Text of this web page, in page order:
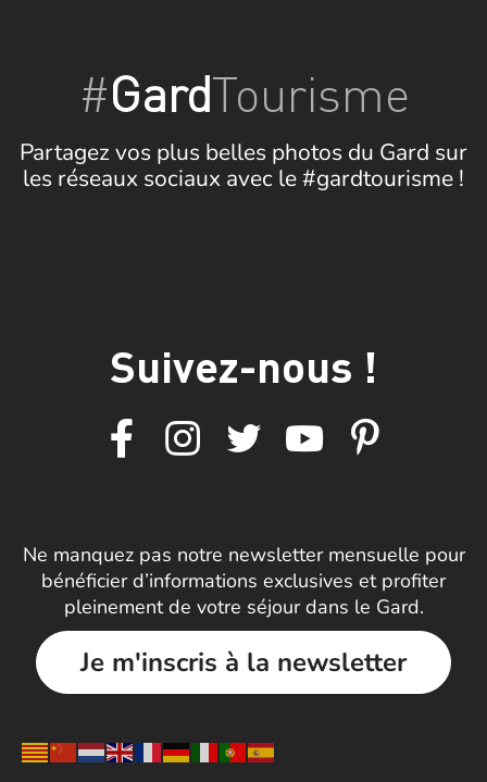
#GardTourisme
Partagez vos plus belles photos du Gard sur
les réseaux sociaux avec le #gardtourisme !
Suivez-nous !
Ne manquez pas notre newsletter mensuelle pour
bénéficier d’informations exclusives et profiter
pleinement de votre séjour dans le Gard.
Je m'inscris à la newsletter